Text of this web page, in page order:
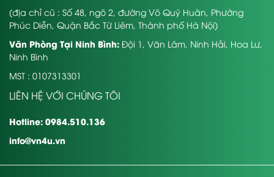
(địa chỉ cũ : Số 48, ngõ 2, đường Võ Quý Huân, Phường
Phúc Diễn, Quận Bắc Từ Liêm, Thành phố Hà Nội)
Văn Phòng Tại Ninh Bình: Đội 1, Văn Lâm, Ninh Hải, Hoa Lư,
Ninh Bình
MST : 0107313301
LIÊN HỆ VỚI CHÚNG TÔI
Hotline: 0984.510.136
info@vn4u.vn